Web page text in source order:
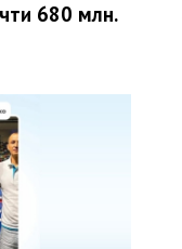
680 млн.